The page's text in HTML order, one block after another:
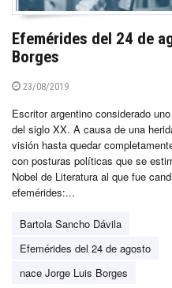
Efemérides del 24 de
Borges
23/08/2019
Escritor argentino considerado
del siglo XX. A causa de una
visión hasta quedar
con posturas políticas que se
Nobel de Literatura al que fue
efemérides:...
Bartola Sancho Dávila
Efemérides del 24 de agosto
nace Jorge Luis Borges